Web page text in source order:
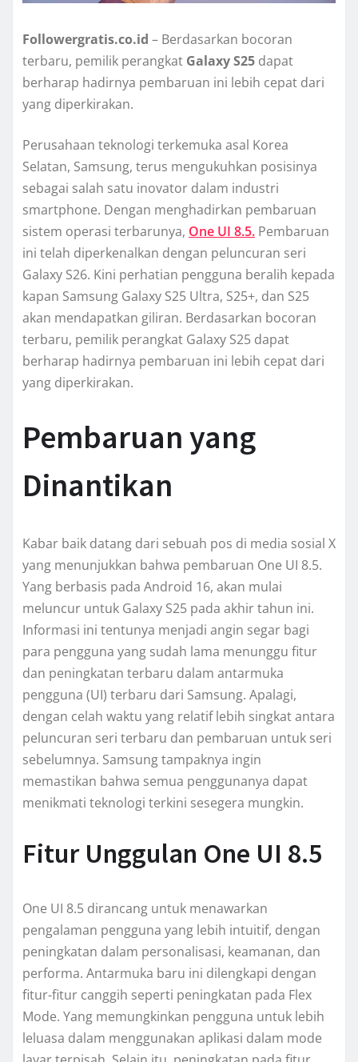
Followergratis.co.id – Berdasarkan bocoran
terbaru, pemilik perangkat Galaxy S25 dapat
berharap hadirnya pembaruan ini lebih cepat dari
yang diperkirakan.
Perusahaan teknologi terkemuka asal Korea
Selatan, Samsung, terus mengukuhkan posisinya
sebagai salah satu inovator dalam industri
smartphone. Dengan menghadirkan pembaruan
sistem operasi terbarunya, One UI 8.5. Pembaruan
ini telah diperkenalkan dengan peluncuran seri
Galaxy S26. Kini perhatian pengguna beralih kepada
kapan Samsung Galaxy S25 Ultra, S25+, dan S25
akan mendapatkan giliran. Berdasarkan bocoran
terbaru, pemilik perangkat Galaxy S25 dapat
berharap hadirnya pembaruan ini lebih cepat dari
yang diperkirakan.
Pembaruan yang
Dinantikan
Kabar baik datang dari sebuah pos di media sosial X
yang menunjukkan bahwa pembaruan One UI 8.5.
Yang berbasis pada Android 16, akan mulai
meluncur untuk Galaxy S25 pada akhir tahun ini.
Informasi ini tentunya menjadi angin segar bagi
para pengguna yang sudah lama menunggu fitur
dan peningkatan terbaru dalam antarmuka
pengguna (UI) terbaru dari Samsung. Apalagi,
dengan celah waktu yang relatif lebih singkat antara
peluncuran seri terbaru dan pembaruan untuk seri
sebelumnya. Samsung tampaknya ingin
memastikan bahwa semua penggunanya dapat
menikmati teknologi terkini sesegera mungkin.
Fitur Unggulan One UI 8.5
One UI 8.5 dirancang untuk menawarkan
pengalaman pengguna yang lebih intuitif, dengan
peningkatan dalam personalisasi, keamanan, dan
performa. Antarmuka baru ini dilengkapi dengan
fitur-fitur canggih seperti peningkatan pada Flex
Mode. Yang memungkinkan pengguna untuk lebih
leluasa dalam menggunakan aplikasi dalam mode